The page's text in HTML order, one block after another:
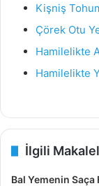
Kişniş
Çörek Otu
Hamilelikte
Hamilelikte
İlgili
Bal Yemenin Saça